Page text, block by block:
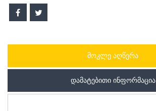
ᲛᲝᲙᲚᲔ ᲐᲦᲬᲔᲠᲐ
ᲓᲐᲛᲐᲢᲔᲑᲘᲗᲘ ᲘᲜᲤᲝᲠᲛᲐᲪᲘᲐ